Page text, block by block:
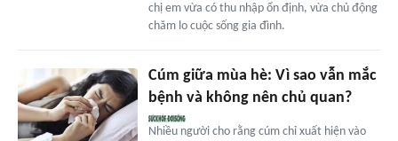
chị em vừa có thu nhập ổn định, vừa chủ động
chăm lo cuộc sống gia đình.
Cúm giữa mùa hè: Vì sao vẫn mắc
bệnh và không nên chủ quan?
Nhiều người cho rằng cúm chỉ xuất hiện vào